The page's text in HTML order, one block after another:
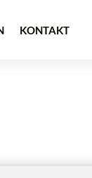
KONTAKT